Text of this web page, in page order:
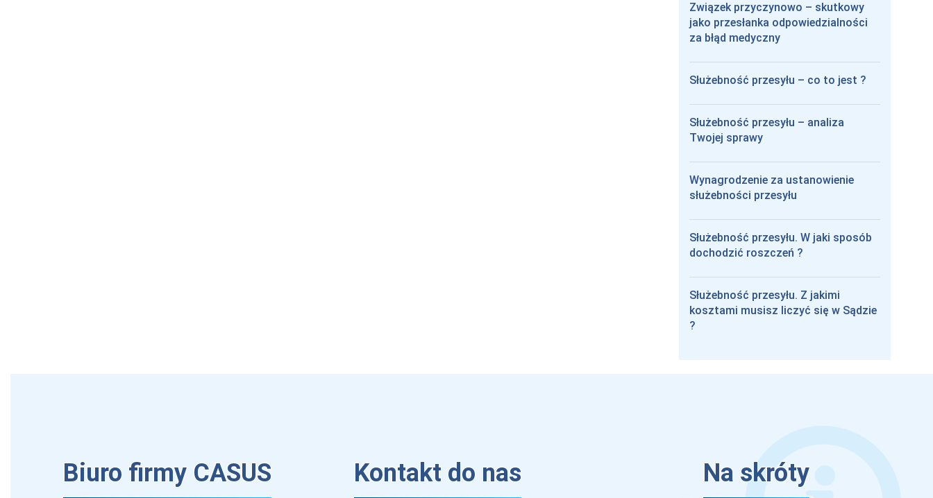
Związek przyczynowo – skutkowy
jako przesłanka odpowiedzialności
za błąd medyczny
Służebność przesyłu – co to jest ?
Służebność przesyłu – analiza
Twojej sprawy
Wynagrodzenie za ustanowienie
służebności przesyłu
Służebność przesyłu. W jaki sposób
dochodzić roszczeń ?
Służebność przesyłu. Z jakimi
kosztami musisz liczyć się w Sądzie
?
Biuro firmy CASUS Kontakt do nas Na skróty